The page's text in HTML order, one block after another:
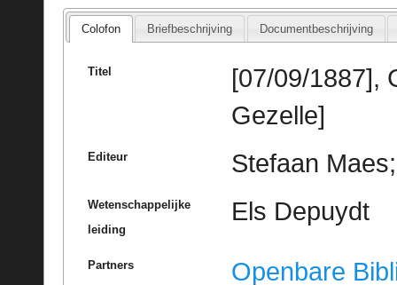
Colofon Briefbeschrijving Documentbeschrijving
Titel
[07/09/1887],
Gezelle]
Editeur Stefaan
Wetenschappelijke
leiding
Els Depuydt
Partners
Openbare